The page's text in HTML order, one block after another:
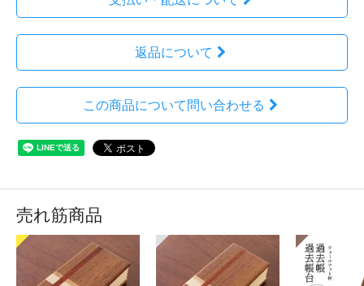
返品について
この商品について問い合わせる
売れ筋商品